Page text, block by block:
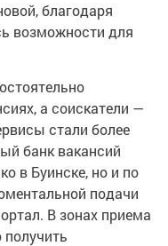
благодаря
возможности для
а соискатели —
стали более
банк вакансий
в Буинске, но и по
подачи
В зонах приема